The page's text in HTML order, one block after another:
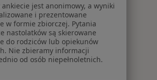
w Łodzi
w Łodzi
ankiecie jest anonimowy, a wyniki
i prezentowane
w formie zbiorczej. Pytania
nastolatków są skierowane
do rodziców lub opiekunów
Nie zbieramy informacji
od osób niepełnoletnich.